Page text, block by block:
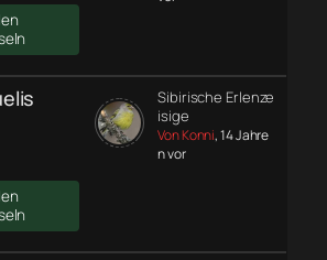
Sibirische Erlenze
isige
Von Konni, 14 Jahre
n vor